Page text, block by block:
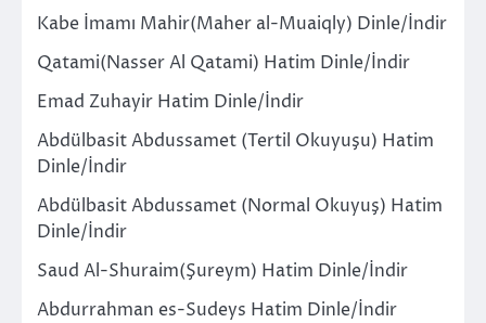
Kabe İmamı Mahir(Maher al-Muaiqly) Dinle/İndir
Qatami(Nasser Al Qatami) Hatim Dinle/İndir
Emad Zuhayir Hatim Dinle/İndir
Abdülbasit Abdussamet (Tertil Okuyuşu) Hatim
Dinle/İndir
Abdülbasit Abdussamet (Normal Okuyuş) Hatim
Dinle/İndir
Saud Al-Shuraim(Şureym) Hatim Dinle/İndir
Abdurrahman es-Sudeys Hatim Dinle/İndir